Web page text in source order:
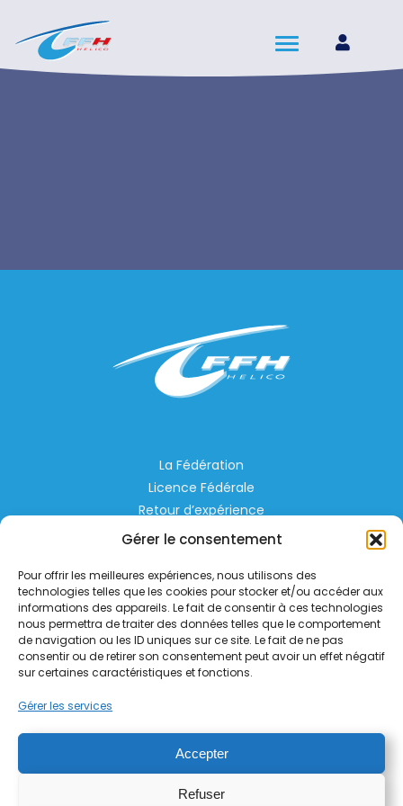
Gérer le consentement
Pour offrir les meilleures expériences, nous utilisons des
technologies telles que les cookies pour stocker et/ou accéder aux
informations des appareils. Le fait de consentir à ces technologies
nous permettra de traiter des données telles que le comportement
de navigation ou les ID uniques sur ce site. Le fait de ne pas
consentir ou de retirer son consentement peut avoir un effet négatif
sur certaines caractéristiques et fonctions.
Gérer les services
Accepter
Refuser
La Fédération
Licence Fédérale
Retour d’expérience
Espace Privé
Liens Utiles
Aérodrome de Lognes Emerainville
77185 LOGNES
contact@helico.org